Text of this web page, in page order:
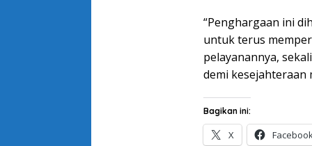
“Penghargaan ini
untuk terus
pelayanannya,
demi kesejahteraan
Bagikan ini:
X